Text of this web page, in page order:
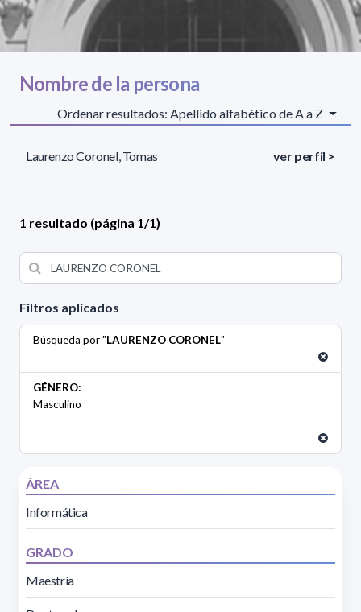
Filtros aplicados
Búsqueda por "LAURENZO CORONEL"
GÉNERO:
Masculino
ÁREA
Informática
GRADO
Maestría
Nombre de la persona
Ordenar resultados: Apellido alfabético de A a Z
Laurenzo Coronel, Tomas ver perfil >
1 resultado (página 1/1)